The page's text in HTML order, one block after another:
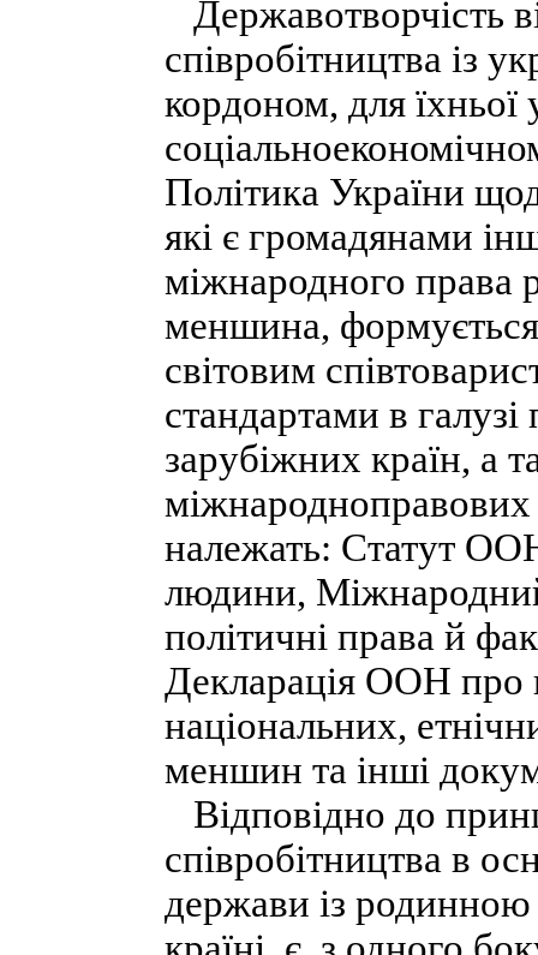
Державотворчість
співробітництва із
кордоном, для їхньої
Політика України
які є громадянами
міжнародного права
меншина, формується
світовим
стандартами в
зарубіжних країн, а
міжнародноправових
належать: Статут
людини,
політичні права й
Декларація ООН про
національних,
меншин та інші
Відповідно до
співробітництва в
держави із